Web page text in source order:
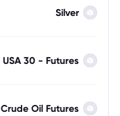
Silver
USA 30 - Futures
Crude Oil Futures